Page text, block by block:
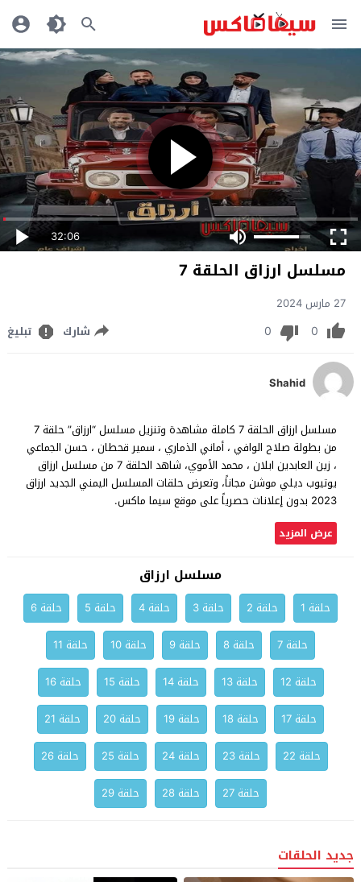
32:06
مسلسل ارزاق الحلقة 7
27 مارس 2024
0
0 شارك تبليغ
Shahid
مسلسل ارزاق الحلقة 7 كاملة مشاهدة وتنزيل مسلسل “ارزاق” حلقة 7
من بطولة صلاح الوافي ، أماني الذماري ، سمير قحطان ، حسن الجماعي
، زين العابدين ابلان ، محمد الأموي، شاهد الحلقة 7 من مسلسل ارزاق
يوتيوب ديلي موشن مجاناً، وتعرض حلقات المسلسل اليمني الجديد ارزاق
2023 بدون إعلانات حصرياً على موقع سيما ماكس.
عرض المزيد
مسلسل ارزاق
حلقة 1 حلقة 2 حلقة 3 حلقة 4 حلقة 5
حلقة 6
حلقة 7
حلقة 8 حلقة 9 حلقة 10
حلقة 11
حلقة 12
حلقة 13 حلقة 14 حلقة 15
حلقة 16
حلقة 17
حلقة 18 حلقة 19 حلقة 20
حلقة 21
حلقة 22
حلقة 23 حلقة 24 حلقة 25
حلقة 26
حلقة 27
حلقة 28 حلقة 29
جديد الحلقات